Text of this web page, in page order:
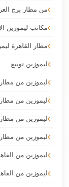
من مطار برج
مكاتب ليموزين
مطار القاهرة
ليموزين نويبع
ليموزين من مطار
ليموزين من مطار
ليموزين من مطار
ليموزين من مطار
ليموزين من
ليموزين من